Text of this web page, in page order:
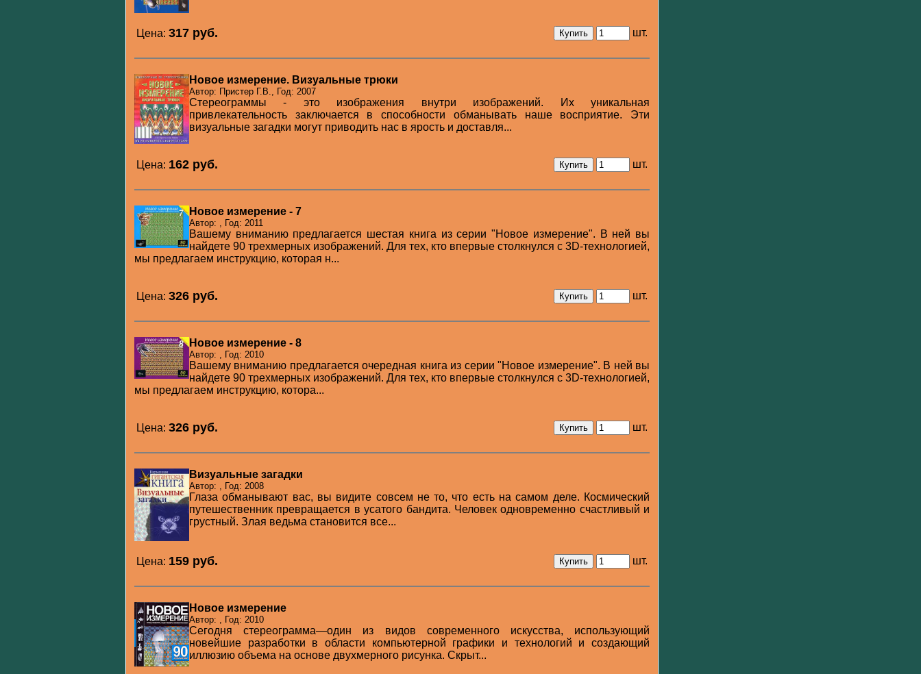
Цена: 317 pуб. шт.
Новое измерение. Визуальные трюки
Автор: Пристер Г.В., Год: 2007
Стереограммы - это изображения внутри изображений. Их уникальная
привлекательность заключается в способности обманывать наше восприятие. Эти
визуальные загадки могут приводить нас в ярость и доставля...
Цена: 162 pуб. шт.
Новое измерение - 7
Автор: , Год: 2011
Вашему вниманию предлагается шестая книга из серии "Новое измерение". В ней вы
найдете 90 трехмерных изображений. Для тех, кто впервые столкнулся с 3D-технологией,
мы предлагаем инструкцию, которая н...
Цена: 326 pуб. шт.
Новое измерение - 8
Автор: , Год: 2010
Вашему вниманию предлагается очередная книга из серии "Новое измерение". В ней вы
найдете 90 трехмерных изображений. Для тех, кто впервые столкнулся с 3D-технологией,
мы предлагаем инструкцию, котора...
Цена: 326 pуб. шт.
Визуальные загадки
Автор: , Год: 2008
Глаза обманывают вас, вы видите совсем не то, что есть на самом деле. Космический
путешественник превращается в усатого бандита. Человек одновременно счастливый и
грустный. Злая ведьма становится все...
Цена: 159 pуб. шт.
Новое измерение
Автор: , Год: 2010
Сегодня стереограмма—один из видов современного искусства, использующий
новейшие разработки в области компьютерной графики и технологий и создающий
иллюзию объема на основе двухмерного рисунка. Скрыт...